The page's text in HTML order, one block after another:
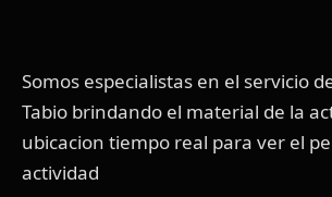
Somos especialistas en el servicio
Tabio brindando el material de la
ubicacion tiempo real para ver el
actividad